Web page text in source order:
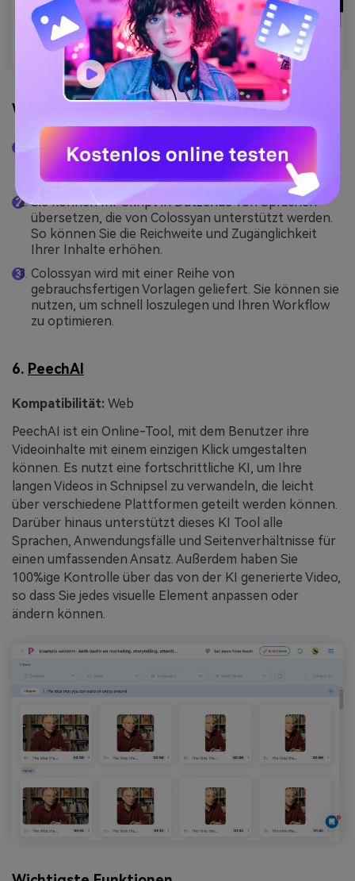
Wichtigste Funktionen
Neben herkömmlicher Text-zu-Sprache kann
Colossyan auch Ihre PDF- und PPT-Dokumente in
ansprechende Videos verwandeln.
Sie können Ihr Skript in Dutzende von Sprachen
übersetzen, die von Colossyan unterstützt werden.
So können Sie die Reichweite und Zugänglichkeit
Ihrer Inhalte erhöhen.
Colossyan wird mit einer Reihe von
gebrauchsfertigen Vorlagen geliefert. Sie können sie
nutzen, um schnell loszulegen und Ihren Workflow
zu optimieren.
6. PeechAI
Kompatibilität: Web
PeechAI ist ein Online-Tool, mit dem Benutzer ihre
Videoinhalte mit einem einzigen Klick umgestalten
können. Es nutzt eine fortschrittliche KI, um Ihre
langen Videos in Schnipsel zu verwandeln, die leicht
über verschiedene Plattformen geteilt werden können.
Darüber hinaus unterstützt dieses KI Tool alle
Sprachen, Anwendungsfälle und Seitenverhältnisse für
einen umfassenden Ansatz. Außerdem haben Sie
100%ige Kontrolle über das von der KI generierte Video,
so dass Sie jedes visuelle Element anpassen oder
ändern können.